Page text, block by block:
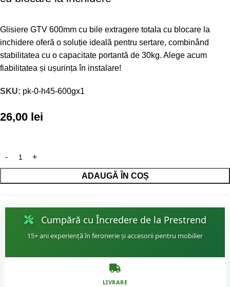
Glisiere GTV 600mm cu bile extragere totala cu blocare la
inchidere oferă o soluție ideală pentru sertare, combinând
stabilitatea cu o capacitate portantă de 30kg. Alege acum
fiabilitatea și ușurința în instalare!
SKU: pk-0-h45-600gx1
26,00 lei
ADAUGĂ ÎN COȘ
Cumpără cu Încredere de la Prestrend
15+ ani experiență în feronerie și accesorii pentru mobilier
LIVRARE